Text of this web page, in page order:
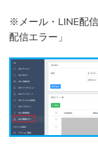
※メール・LINE配
配信エラー」